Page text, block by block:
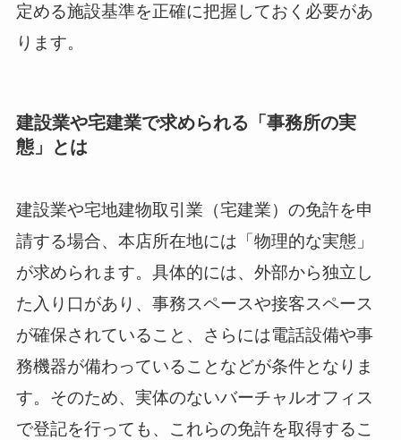
定める施設基準を正確に把握しておく必要があ
ります。
建設業や宅建業で求められる「事務所の実
態」とは
建設業や宅地建物取引業（宅建業）の免許を申
請する場合、本店所在地には「物理的な実態」
が求められます。具体的には、外部から独立し
た入り口があり、事務スペースや接客スペース
が確保されていること、さらには電話設備や事
務機器が備わっていることなどが条件となりま
す。そのため、実体のないバーチャルオフィス
で登記を行っても、これらの免許を取得するこ